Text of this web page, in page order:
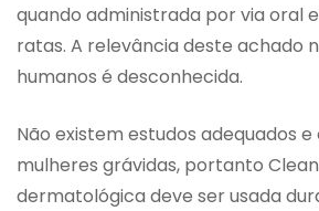
quando administrada por via oral
ratas. A relevância deste achado
humanos é desconhecida.
Não existem estudos adequados
mulheres grávidas, portanto
dermatológica deve ser usada